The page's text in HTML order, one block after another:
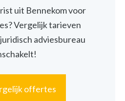
uit Bennekom voor
Vergelijk tarieven
adviesbureau
offertes